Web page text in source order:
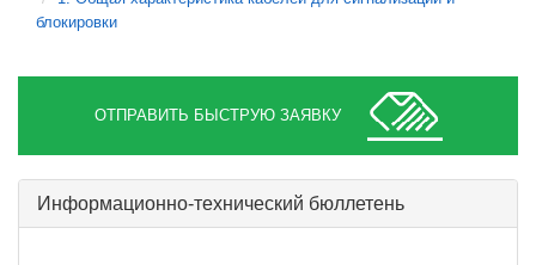
блокировки
ОТПРАВИТЬ БЫСТРУЮ ЗАЯВКУ
Информационно-технический бюллетень